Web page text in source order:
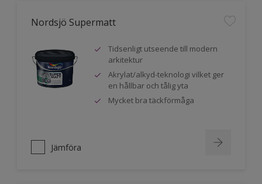
Nordsjö Supermatt
Tidsenligt utseende till modern
arkitektur
Akrylat/alkyd-teknologi vilket ger
en hållbar och tålig yta
Mycket bra täckförmåga
Jämföra